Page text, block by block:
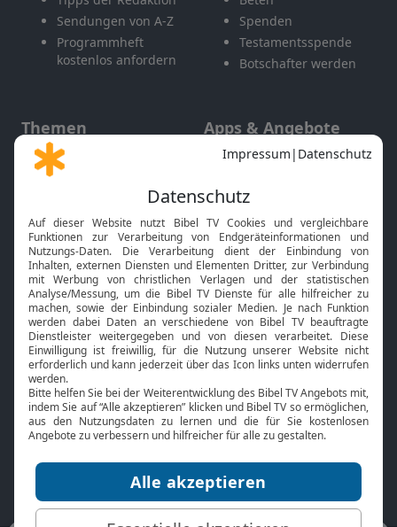
Sendungen von A-Z
Programmheft
kostenlos anfordern
Spenden
Testamentsspende
Botschafter werden
Themen
Gott und Bibel erklärt
Neuigkeiten
Apps & Angebote
Mobile App
Smart TV
HbbTV
Bibelthek Online-Bibel
Nächster Gottesdienst
Bibel TV
Über uns
Jobs
Mediadaten
Service
Kontakt
TV-Empfang